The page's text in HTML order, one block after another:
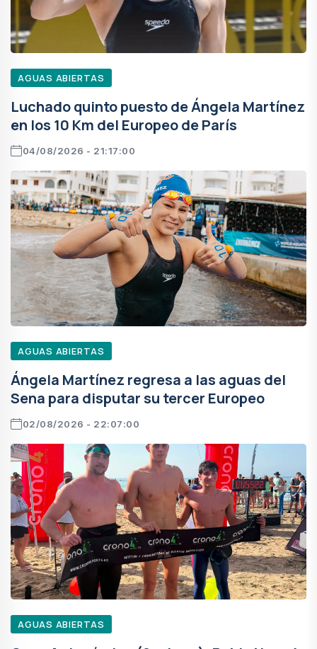
AGUAS ABIERTAS
Luchado quinto puesto de Ángela Martínez
en los 10 Km del Europeo de París
04/08/2026 - 21:17:00
AGUAS ABIERTAS
Ángela Martínez regresa a las aguas del
Sena para disputar su tercer Europeo
02/08/2026 - 22:07:00
AGUAS ABIERTAS